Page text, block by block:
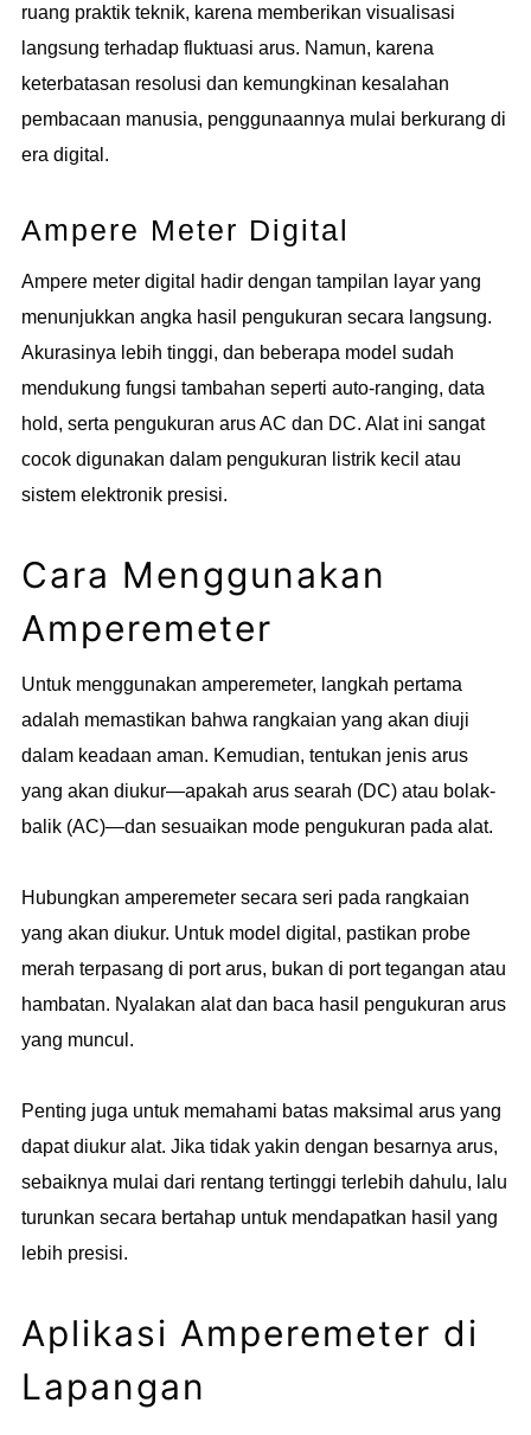
ruang praktik teknik, karena memberikan visualisasi
langsung terhadap fluktuasi arus. Namun, karena
keterbatasan resolusi dan kemungkinan kesalahan
pembacaan manusia, penggunaannya mulai berkurang di
era digital.
Ampere Meter Digital
Ampere meter digital hadir dengan tampilan layar yang
menunjukkan angka hasil pengukuran secara langsung.
Akurasinya lebih tinggi, dan beberapa model sudah
mendukung fungsi tambahan seperti auto-ranging, data
hold, serta pengukuran arus AC dan DC. Alat ini sangat
cocok digunakan dalam pengukuran listrik kecil atau
sistem elektronik presisi.
Cara Menggunakan
Amperemeter
Untuk menggunakan amperemeter, langkah pertama
adalah memastikan bahwa rangkaian yang akan diuji
dalam keadaan aman. Kemudian, tentukan jenis arus
yang akan diukur—apakah arus searah (DC) atau bolak-
balik (AC)—dan sesuaikan mode pengukuran pada alat.
Hubungkan amperemeter secara seri pada rangkaian
yang akan diukur. Untuk model digital, pastikan probe
merah terpasang di port arus, bukan di port tegangan atau
hambatan. Nyalakan alat dan baca hasil pengukuran arus
yang muncul.
Penting juga untuk memahami batas maksimal arus yang
dapat diukur alat. Jika tidak yakin dengan besarnya arus,
sebaiknya mulai dari rentang tertinggi terlebih dahulu, lalu
turunkan secara bertahap untuk mendapatkan hasil yang
lebih presisi.
Aplikasi Amperemeter di
Lapangan